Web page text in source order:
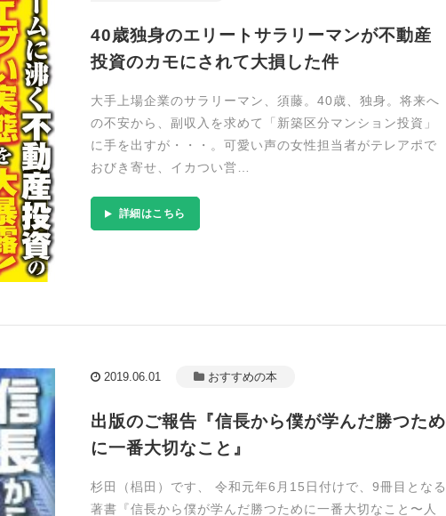
40歳独身のエリートサラリーマンが不動産
投資のカモにされて大損した件
大手上場企業のサラリーマン、須藤。40歳、独身。将来へ
の不安から、副収入を求めて「新築区分マンション投資」
に手を出すが・・・。可愛い声の女性担当者がテレアポで
おびき寄せ、イカつい営…
詳細はこちら
2019.06.01 おすすめの本
出版のご報告『信長から僕が学んだ勝つため
に一番大切なこと』
杉田（椙田）です、 令和元年6月15日付けで、9冊目となる
著書『信長から僕が学んだ勝つために一番大切なこと〜人